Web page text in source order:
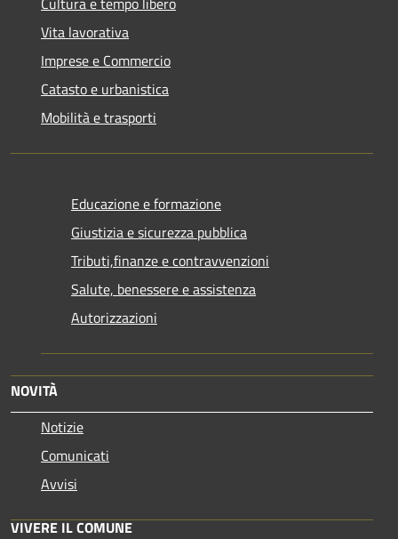
Vita lavorativa
Imprese e Commercio
Catasto e urbanistica
Mobilità e trasporti
Educazione e formazione
Giustizia e sicurezza pubblica
Tributi,finanze e contravvenzioni
Salute, benessere e assistenza
Autorizzazioni
NOVITÀ
Notizie
Comunicati
Avvisi
VIVERE IL COMUNE